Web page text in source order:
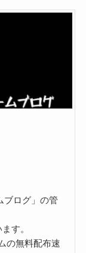
ブログ」の管
す。
の無料配布速